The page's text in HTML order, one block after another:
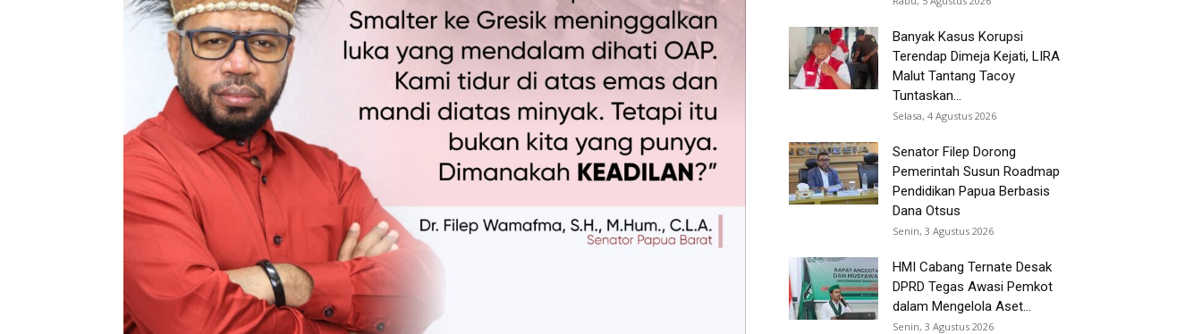
Banyak Kasus Korupsi
Terendap Dimeja Kejati, LIRA
Malut Tantang Tacoy
Tuntaskan...
Selasa, 4 Agustus 2026
Senator Filep Dorong
Pemerintah Susun Roadmap
Pendidikan Papua Berbasis
Dana Otsus
Senin, 3 Agustus 2026
HMI Cabang Ternate Desak
DPRD Tegas Awasi Pemkot
dalam Mengelola Aset...
Senin, 3 Agustus 2026